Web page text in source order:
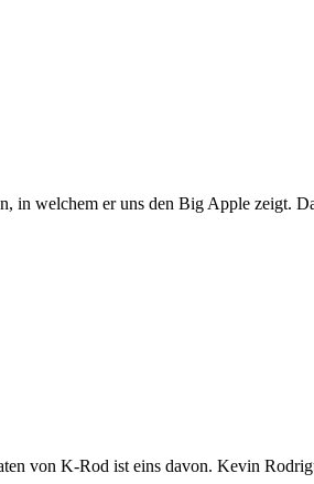
in welchem er uns den Big Apple zeigt.
von K-Rod ist eins davon. Kevin